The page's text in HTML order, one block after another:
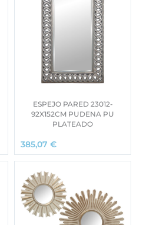
ESPEJO PARED 23012-
92X152CM PUDENA PU
PLATEADO
385,07 €